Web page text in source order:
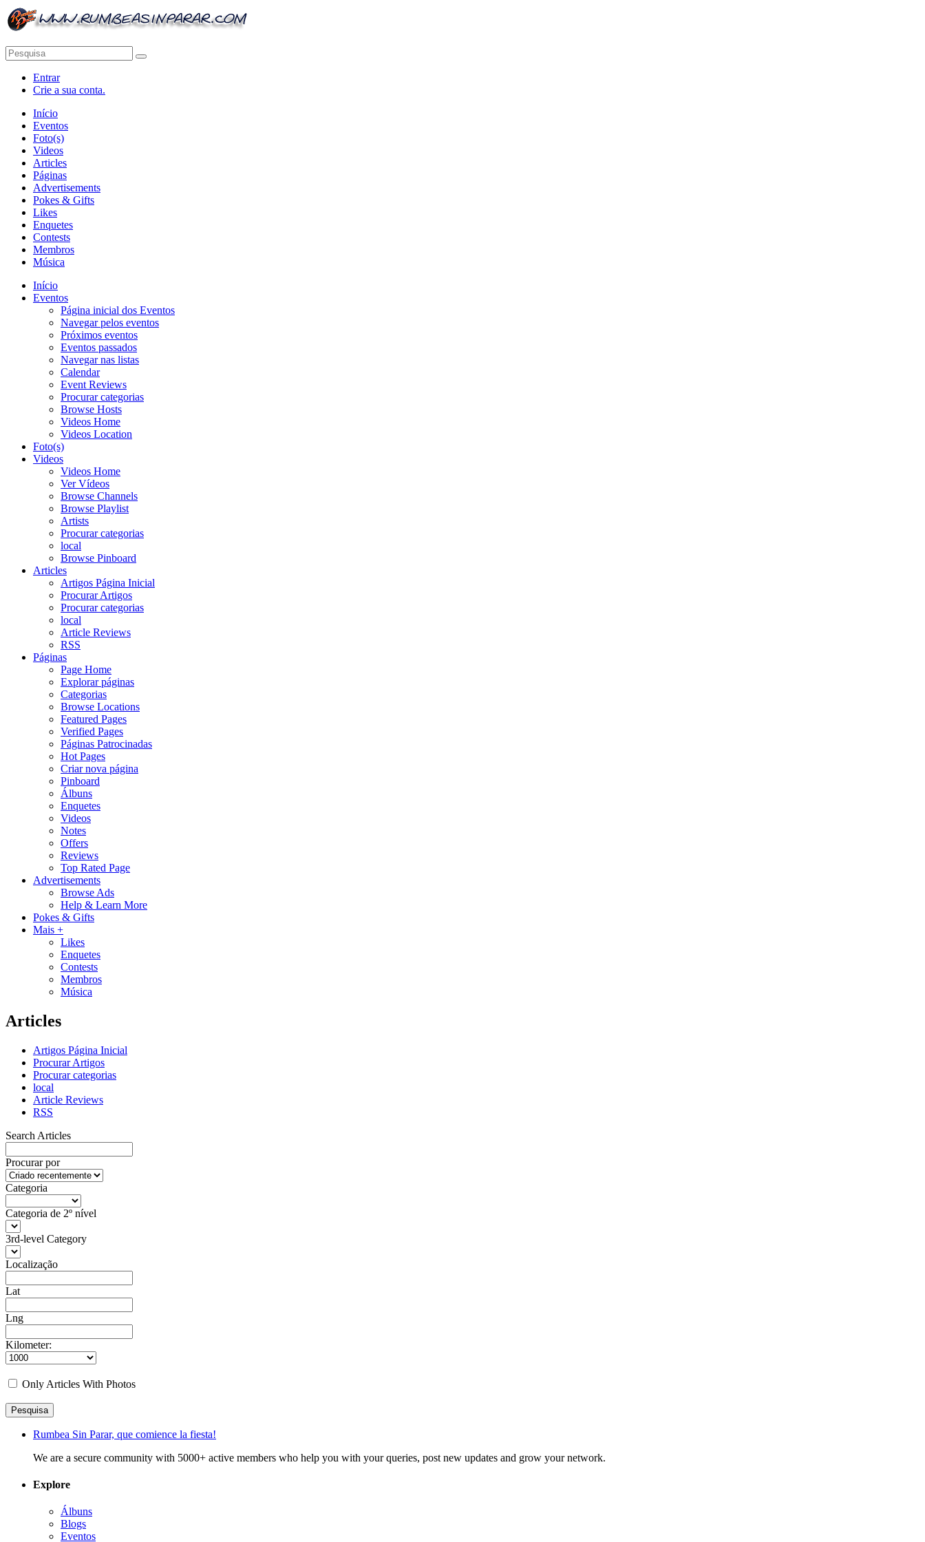
Entrar
Crie a sua conta.
Início
Eventos
Foto(s)
Videos
Articles
Páginas
Advertisements
Pokes & Gifts
Likes
Enquetes
Contests
Membros
Música
Início
Eventos
Página inicial dos Eventos
Navegar pelos eventos
Próximos eventos
Eventos passados
Navegar nas listas
Calendar
Event Reviews
Procurar categorias
Browse Hosts
Videos Home
Videos Location
Foto(s)
Videos
Videos Home
Ver Vídeos
Browse Channels
Browse Playlist
Artists
Procurar categorias
local
Browse Pinboard
Articles
Artigos Página Inicial
Procurar Artigos
Procurar categorias
local
Article Reviews
RSS
Páginas
Page Home
Explorar páginas
Categorias
Browse Locations
Featured Pages
Verified Pages
Páginas Patrocinadas
Hot Pages
Criar nova página
Pinboard
Álbuns
Enquetes
Videos
Notes
Offers
Reviews
Top Rated Page
Advertisements
Browse Ads
Help & Learn More
Pokes & Gifts
Mais +
Likes
Enquetes
Contests
Membros
Música
Articles
Artigos Página Inicial
Procurar Artigos
Procurar categorias
local
Article Reviews
RSS
Search Articles
Procurar por
Categoria
Categoria de 2º nível
3rd-level Category
Localização
Lat
Lng
Kilometer:
Only Articles With Photos
Pesquisa
Rumbea Sin Parar, que comience la fiesta!
We are a secure community with 5000+ active members who help you with your queries, post new updates and grow your network.
Explore
Álbuns
Blogs
Eventos